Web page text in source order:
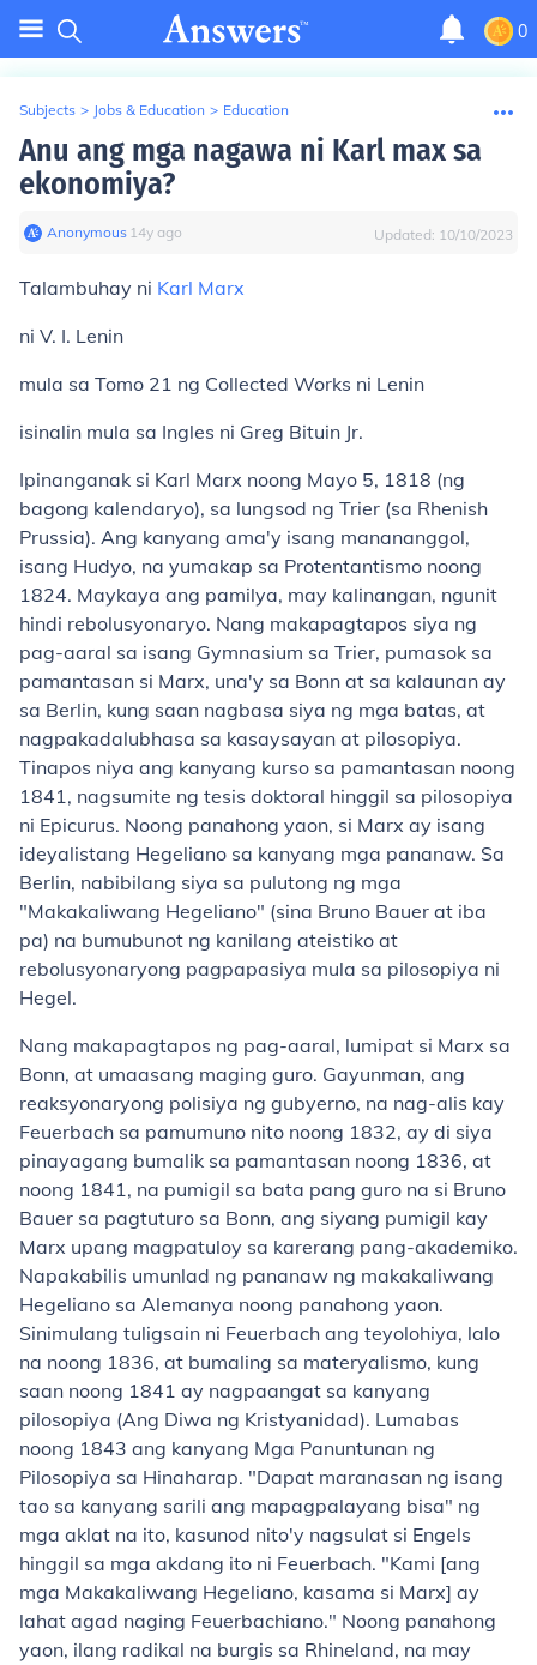
0
Subjects > Jobs & Education > Education
Anu ang mga nagawa ni Karl max sa
ekonomiya?
Anonymous∙ 14y ago Updated: 10/10/2023
Talambuhay ni Karl Marx
ni V. I. Lenin
mula sa Tomo 21 ng Collected Works ni Lenin
isinalin mula sa Ingles ni Greg Bituin Jr.
Ipinanganak si Karl Marx noong Mayo 5, 1818 (ng
bagong kalendaryo), sa lungsod ng Trier (sa Rhenish
Prussia). Ang kanyang ama'y isang manananggol,
isang Hudyo, na yumakap sa Protentantismo noong
1824. Maykaya ang pamilya, may kalinangan, ngunit
hindi rebolusyonaryo. Nang makapagtapos siya ng
pag-aaral sa isang Gymnasium sa Trier, pumasok sa
pamantasan si Marx, una'y sa Bonn at sa kalaunan ay
sa Berlin, kung saan nagbasa siya ng mga batas, at
nagpakadalubhasa sa kasaysayan at pilosopiya.
Tinapos niya ang kanyang kurso sa pamantasan noong
1841, nagsumite ng tesis doktoral hinggil sa pilosopiya
ni Epicurus. Noong panahong yaon, si Marx ay isang
ideyalistang Hegeliano sa kanyang mga pananaw. Sa
Berlin, nabibilang siya sa pulutong ng mga
"Makakaliwang Hegeliano" (sina Bruno Bauer at iba
pa) na bumubunot ng kanilang ateistiko at
rebolusyonaryong pagpapasiya mula sa pilosopiya ni
Hegel.
Nang makapagtapos ng pag-aaral, lumipat si Marx sa
Bonn, at umaasang maging guro. Gayunman, ang
reaksyonaryong polisiya ng gubyerno, na nag-alis kay
Feuerbach sa pamumuno nito noong 1832, ay di siya
pinayagang bumalik sa pamantasan noong 1836, at
noong 1841, na pumigil sa bata pang guro na si Bruno
Bauer sa pagtuturo sa Bonn, ang siyang pumigil kay
Marx upang magpatuloy sa karerang pang-akademiko.
Napakabilis umunlad ng pananaw ng makakaliwang
Hegeliano sa Alemanya noong panahong yaon.
Sinimulang tuligsain ni Feuerbach ang teyolohiya, lalo
na noong 1836, at bumaling sa materyalismo, kung
saan noong 1841 ay nagpaangat sa kanyang
pilosopiya (Ang Diwa ng Kristyanidad). Lumabas
noong 1843 ang kanyang Mga Panuntunan ng
Pilosopiya sa Hinaharap. "Dapat maranasan ng isang
tao sa kanyang sarili ang mapagpalayang bisa" ng
mga aklat na ito, kasunod nito'y nagsulat si Engels
hinggil sa mga akdang ito ni Feuerbach. "Kami [ang
mga Makakaliwang Hegeliano, kasama si Marx] ay
lahat agad naging Feuerbachiano." Noong panahong
yaon, ilang radikal na burgis sa Rhineland, na may